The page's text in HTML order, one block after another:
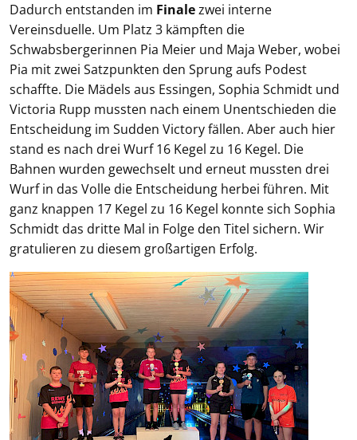
Dadurch entstanden im Finalezwei interne
Vereinsduelle. Um Platz 3 kämpften die
Schwabsbergerinnen Pia Meier und Maja Weber, wobei
Pia mit zwei Satzpunkten den Sprung aufs Podest
schaffte. Die Mädels aus Essingen, Sophia Schmidt und
Victoria Rupp mussten nach einem Unentschieden die
Entscheidung im Sudden Victory fällen. Aber auch hier
stand es nach drei Wurf 16 Kegel zu 16 Kegel. Die
Bahnen wurden gewechselt und erneut mussten drei
Wurf in das Volle die Entscheidung herbei führen. Mit
ganz knappen 17 Kegel zu 16 Kegel konnte sich Sophia
Schmidt das dritte Mal in Folge den Titel sichern. Wir
gratulieren zu diesem großartigen Erfolg.